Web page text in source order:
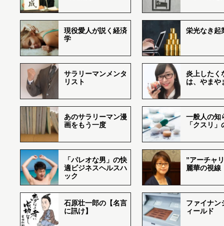
現役愛人が説く経済
学
栄光なき起
サラリーマンメンタ
リスト
炎上したく
は、やまや
あのサラリーマン漫
画をもう一度
一般人の知
「クスリ
「パレオな男」の快
適ビジネスヘルスハ
ック
”アーチャ
麗華の視線
石原壮一郎の【名言
に訊け】
ファイナン
ィールド